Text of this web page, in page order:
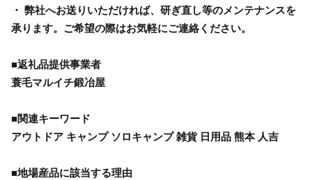
・ 弊社へお送りいただければ、研ぎ直し等のメンテナンスを
承ります。ご希望の際はお気軽にご連絡ください。
■返礼品提供事業者
蓑毛マルイチ鍛冶屋
■関連キーワード
アウトドア キャンプ ソロキャンプ 雑貨 日用品 熊本 人吉
■地場産品に該当する理由